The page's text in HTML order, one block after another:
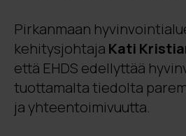
Pirkanmaan
kehitysjohtaja Kati
että EHDS edellyttää
tuottamalta tiedolta
ja yhteentoimivuutta.